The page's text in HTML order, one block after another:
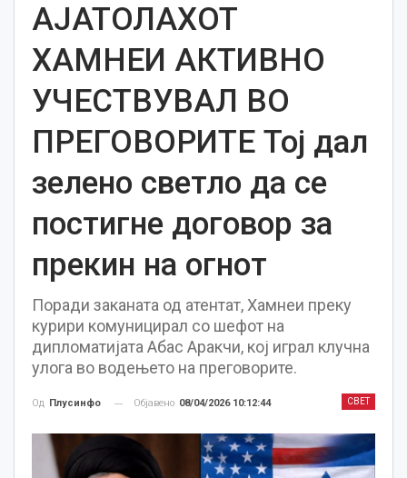
АЈАТОЛАХОТ
ХАМНЕИ АКТИВНО
УЧЕСТВУВАЛ ВО
ПРЕГОВОРИТЕ Тој дал
зелено светло да се
постигне договор за
прекин на огнот
Поради заканата од атентат, Хамнеи преку
курири комуницирал со шефот на
дипломатијата Абас Аракчи, кој играл клучна
улога во водењето на преговорите.
СВЕТ
Од Плусинфо Објавено 08/04/2026 10:12:44